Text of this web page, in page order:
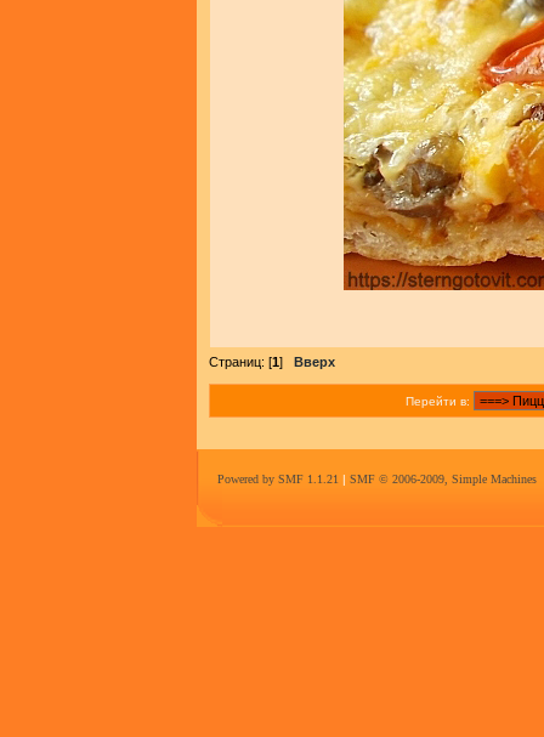
Страниц: [1] Вверх
Перейти в:
Powered by SMF 1.1.21 | SMF © 2006-2009, Simple Machines